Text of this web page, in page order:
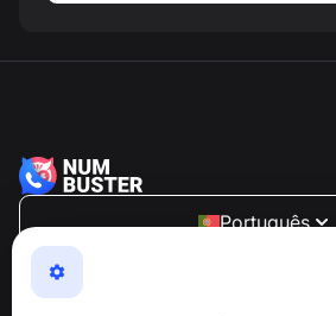
Português
NumBuster © 2013—2026 ·
Um app fácil de usar que protege